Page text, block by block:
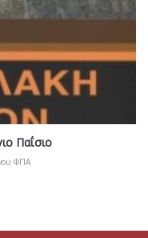
Παΐσιο
ΦΠΑ